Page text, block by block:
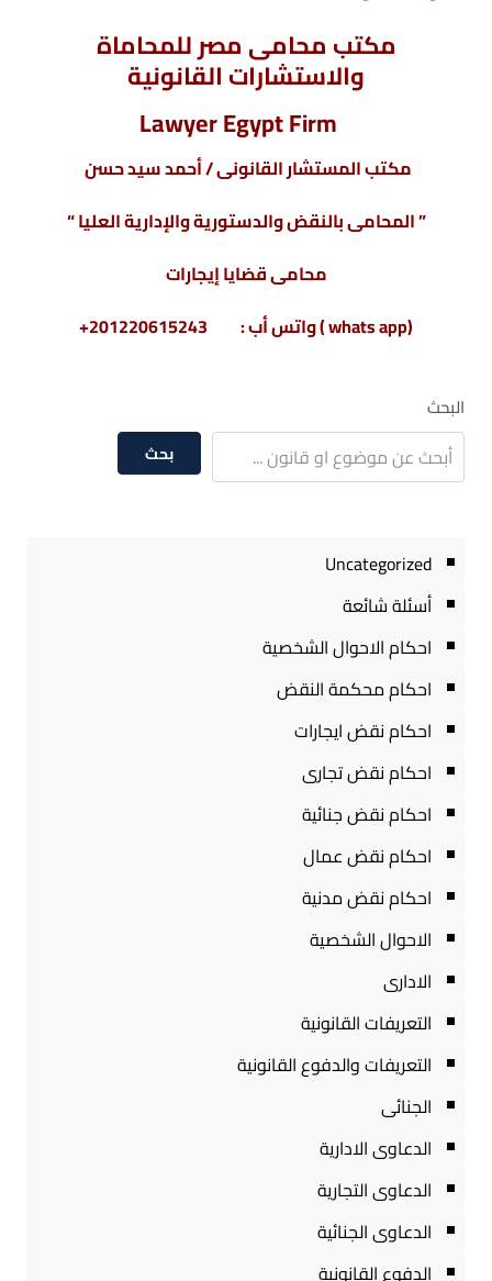
مكتب محامى مصر للمحاماة
والاستشارات القانونية
مكتب المستشار القانونى / أحمد سيد حسن
” المحامى بالنقض والدستورية والإدارية العليا “
محامى قضايا إيجارات
(whats app ) واتس أب : 201220615243+
البحث
بحث
Uncategorized
أسئلة شائعة
احكام الاحوال الشخصية
احكام محكمة النقض
احكام نقض ايجارات
احكام نقض تجارى
احكام نقض جنائية
احكام نقض عمال
احكام نقض مدنية
الاحوال الشخصية
الادارى
التعريفات القانونية
التعريفات والدفوع القانونية
الجنائى
الدعاوى الادارية
الدعاوى التجارية
الدعاوى الجنائية
الدفوع القانونية